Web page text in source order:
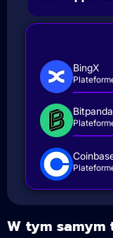
BingX
Bitpanda
W tym samym